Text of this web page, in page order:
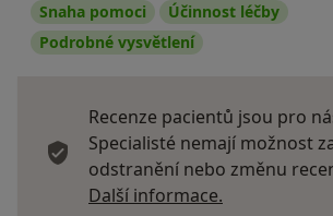
Snaha pomoci
Účinnost léčby
Podrobné vysvětlení
Recenze pacientů jsou pro
Specialisté nemají možnost
odstranění nebo změnu
Další informace.